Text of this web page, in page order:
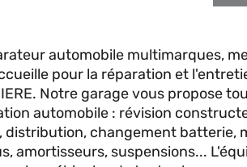
automobile multimarques,
pour la réparation et
Notre garage vous propose
automobile : révision
distribution, changement batterie,
amortisseurs, suspensions...